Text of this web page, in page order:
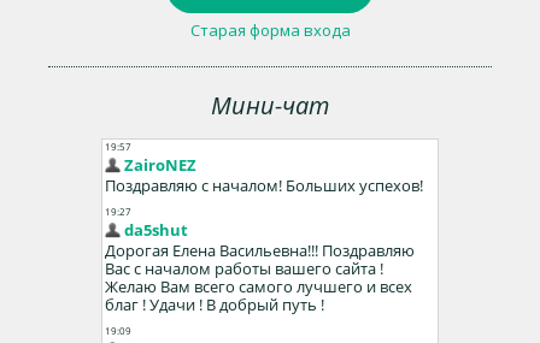
Старая форма входа
Мини-чат